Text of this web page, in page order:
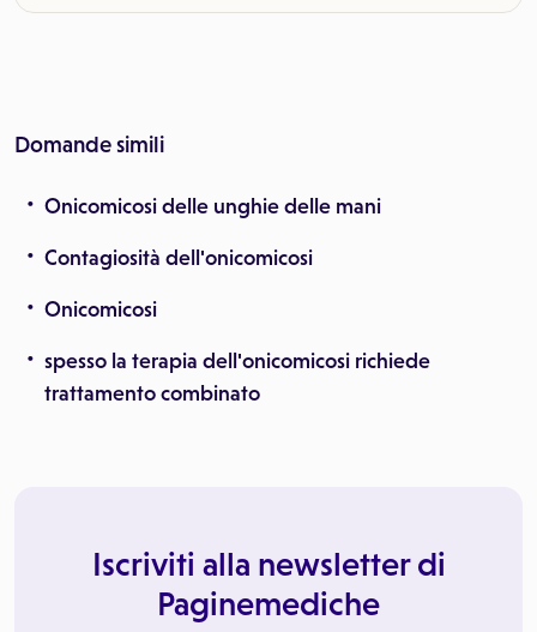
Domande simili
Onicomicosi delle unghie delle mani
Contagiosità dell'onicomicosi
Onicomicosi
spesso la terapia dell'onicomicosi richiede
trattamento combinato
Iscriviti alla newsletter di
Paginemediche